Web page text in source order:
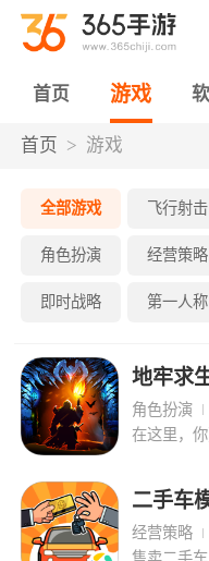
首页 游戏
首页 游戏
全部游戏 飞行射击
角色扮演 经营策略
即时战略 第一人称
地牢求
角色扮演
在这里，你
二手车
经营策略